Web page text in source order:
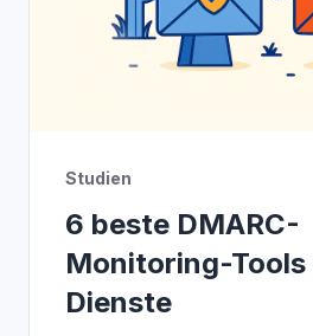
Studien
6 beste DMARC-
Monitoring-Tools
Dienste